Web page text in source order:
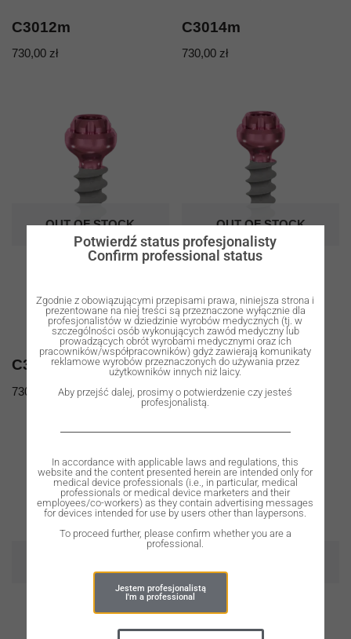
C3012m
730,00 zł
C3014m
730,00 zł
OUT OF STOCK
C3016m
730,00
OUT OF STOCK
C3018m
730,00zł
Potwierdź status profesjonalisty
Confirm professional status
Zgodnie z obowiązującymi przepisami prawa, niniejsza strona i
prezentowane na niej treści są przeznaczone wyłącznie dla
profesjonalistów w dziedzinie wyrobów medycznych (tj. w
szczególności osób wykonujących zawód medyczny lub
prowadzących obrót wyrobami medycznymi oraz ich
pracowników/współpracowników) gdyż zawierają komunikaty
reklamowe wyrobów przeznaczonych do używania przez
użytkowników innych niż laicy.
Aby przejść dalej, prosimy o potwierdzenie czy jesteś
profesjonalistą.
In accordance with applicable laws and regulations, this
website and the content presented herein are intended only for
medical device professionals (i.e., in particular, medical
professionals or medical device marketers and their
employees/co-workers) as they contain advertising messages
for devices intended for use by users other than laypersons.
To proceed further, please confirm whether you are a
professional.
Jestem profesjonalistą
I'm a professional